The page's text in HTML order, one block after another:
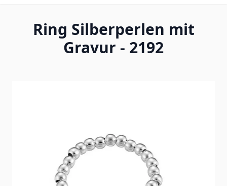
Ring Silberperlen mit
Gravur - 2192